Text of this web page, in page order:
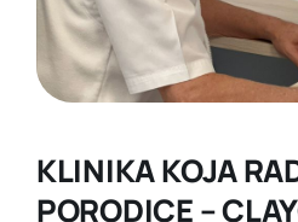
KONTAKT
KLINIKA KOJA
PORODICE –